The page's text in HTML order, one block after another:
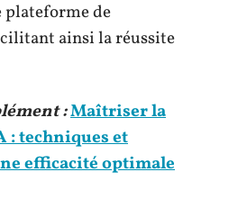
plateforme de
ainsi la réussite
:Maîtriser la
: techniques et
efficacité optimale